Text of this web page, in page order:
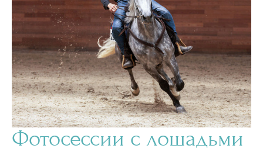
Фотосессии с лошадьми